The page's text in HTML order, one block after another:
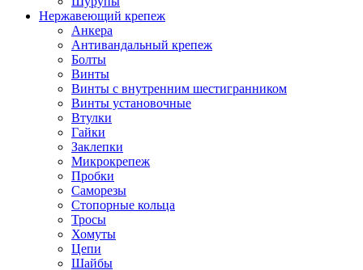
Нержавеющий крепеж
Анкера
Антивандальный крепеж
Болты
Винты
Винты с внутренним шестигранником
Винты установочные
Втулки
Гайки
Заклепки
Микрокрепеж
Пробки
Саморезы
Стопорные кольца
Тросы
Хомуты
Цепи
Шайбы